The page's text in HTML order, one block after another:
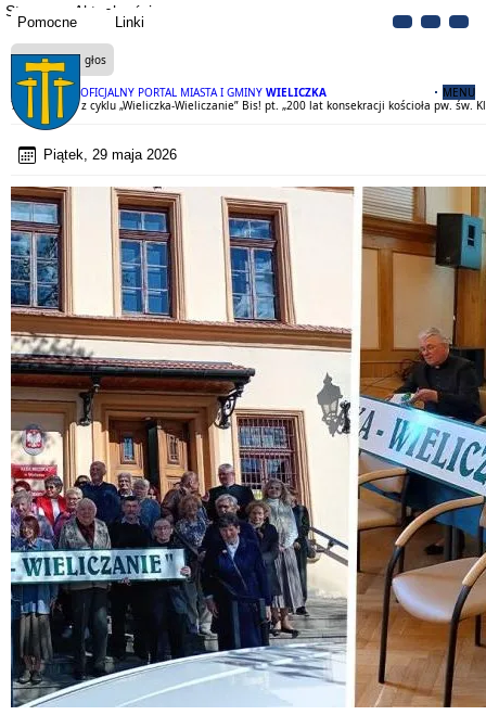
Pomocne Linki
OFICJALNY PORTAL MIASTA I GMINY WIELICZKA MENU
Strona Aktualności
Czytaj na głos
76 spotkanie z cyklu „Wieliczka-Wieliczanie” Bis! pt. „200 lat konsekracji kościoła pw. św.
Piątek, 29 maja 2026